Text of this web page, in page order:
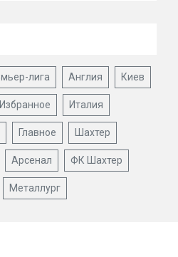
лига Англия Киев
Избранное Италия
Главное Шахтер
Арсенал ФК Шахтер
Металлург